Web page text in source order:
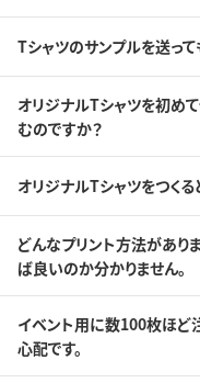
Tシャツのサンプルを送っ
オリジナルTシャツを初め
むのですか？
オリジナルTシャツをつく
どんなプリント方法があり
ば良いのか分かりません。
イベント用に数100枚ほど
心配です。